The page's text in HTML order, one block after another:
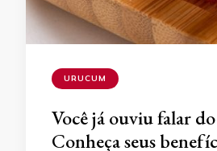
URUCUM
Você já ouviu falar
Conheça seus